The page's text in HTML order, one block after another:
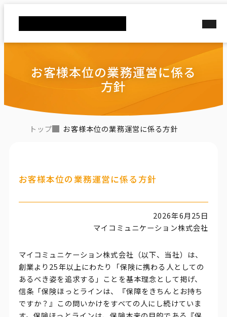
お客様本位の業務運営に係る
方針
トップ お客様本位の業務運営に係る方針
お客様本位の業務運営に係る方針
2026年6月25日
マイコミュニケーション株式会社
マイコミュニケーション株式会社（以下、当社）は、
創業より25年以上にわたり「保険に携わる人としての
あるべき姿を追求する」ことを基本理念として掲げ、
信条「保険ほっとラインは、『保障をきちんとお持ち
ですか？』この問いかけをすべての人にし続けていま